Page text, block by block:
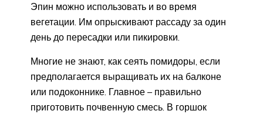
Эпин можно использовать и во время
вегетации. Им опрыскивают рассаду за один
день до пересадки или пикировки.
Многие не знают, как сеять помидоры, если
предполагается выращивать их на балконе
или подоконнике. Главное – правильно
приготовить почвенную смесь. В горшок